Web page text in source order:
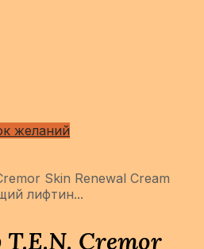
желаний
Skin Renewal Cream
лифтин...
Cremor